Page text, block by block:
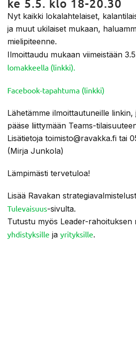
ke 5.5. klo 18-20.30
Nyt kaikki lokalahtelaiset,
ja muut ukilaiset mukaan,
mielipiteenne.
Ilmoittaudu mukaan viimeistään
lomakkeella (linkki).
Facebook-tapahtuma (linkki)
Lähetämme ilmoittautuneille
pääse liittymään Teams-
Lisätietoja toimisto@ravakka.fi tai
(Mirja Junkola)
Lämpimästi tervetuloa!
Lisää Ravakan
Tulevaisuus-sivulta.
Tutustu myös Leader-rahoituksen
yhdistyksille ja yrityksille.